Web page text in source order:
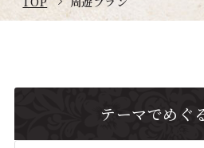
テーマでめぐ